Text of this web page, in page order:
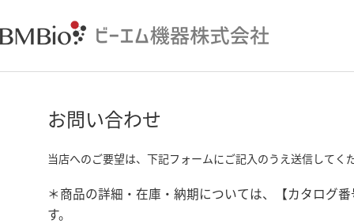
お問い合わせ
当店へのご要望は、下記フォームにご記入のうえ送信してく
＊商品の詳細・在庫・納期については、【カタログ
す。